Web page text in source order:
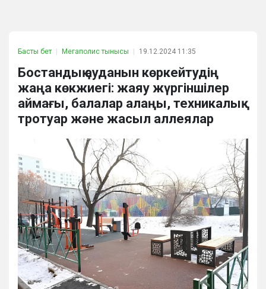
Басты бет Мегаполис тынысы 19.12.2024 11:35
Бостандық ауданын көркейтудің
жаңа көкжиегі: жаяу жүргіншілер
аймағы, балалар алаңы, техникалық
тротуар және жасыл аллеялар